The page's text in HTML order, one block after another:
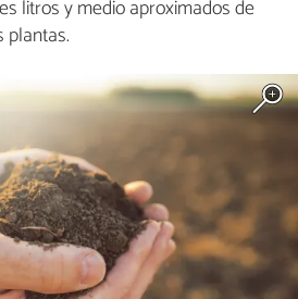
litros y medio aproximados de
plantas.